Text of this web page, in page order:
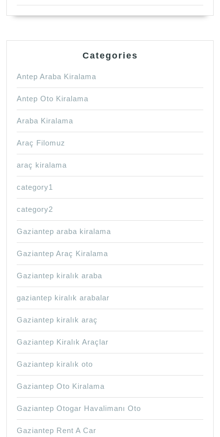
Categories
Antep Araba Kiralama
Antep Oto Kiralama
Araba Kiralama
Araç Filomuz
araç kiralama
category1
category2
Gaziantep araba kiralama
Gaziantep Araç Kiralama
Gaziantep kiralık araba
gaziantep kiralık arabalar
Gaziantep kiralık araç
Gaziantep Kiralık Araçlar
Gaziantep kiralık oto
Gaziantep Oto Kiralama
Gaziantep Otogar Havalimanı Oto
Gaziantep Rent A Car